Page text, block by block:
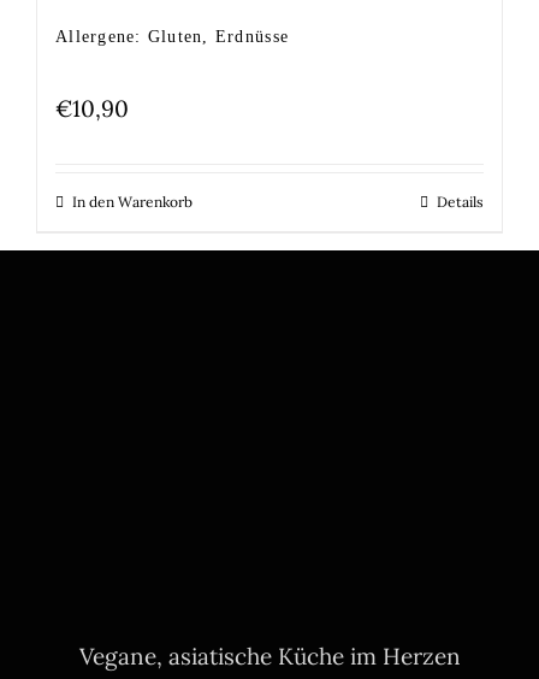
Allergene: Gluten, Erdnüsse
€10,90
In den Warenkorb Details
Vegane, asiatische Küche im Herzen